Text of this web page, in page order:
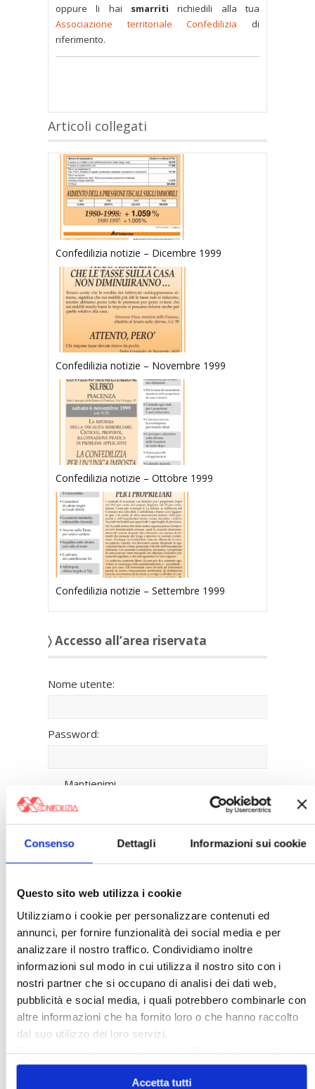
Consenso Dettagli Informazioni sui cookie
Questo sito web utilizza i cookie
Utilizziamo i cookie per personalizzare contenuti ed
annunci, per fornire funzionalità dei social media e per
analizzare il nostro traffico. Condividiamo inoltre
informazioni sul modo in cui utilizza il nostro sito con i
nostri partner che si occupano di analisi dei dati web,
pubblicità e social media, i quali potrebbero combinarle con
altre informazioni che ha fornito loro o che hanno raccolto
dal suo utilizzo dei loro servizi.
Chiudendo il banner cliccando sullaXverranno accettati
solo i cookie necessari.
Accetta tutti
oppure li hai smarriti richiedili alla tua
Associazione territoriale Confedilizia di
riferimento.
Articoli collegati
Confedilizia notizie – Dicembre 1999
Confedilizia notizie – Novembre 1999
Confedilizia notizie – Ottobre 1999
Confedilizia notizie – Settembre 1999
〉 Accesso all’area riservata
Nome utente:
Password:
Mantienimi
Registrazione
Password persa
〉 Banche dati
Legislazione e prassi
»Legislazione
»Prassi
Giurisprudenza
»Corte Costituzionale
»Condominio
»Locazione ad uso abitativo
Confedilizia notizie
Raccolta Confedilizia notizie